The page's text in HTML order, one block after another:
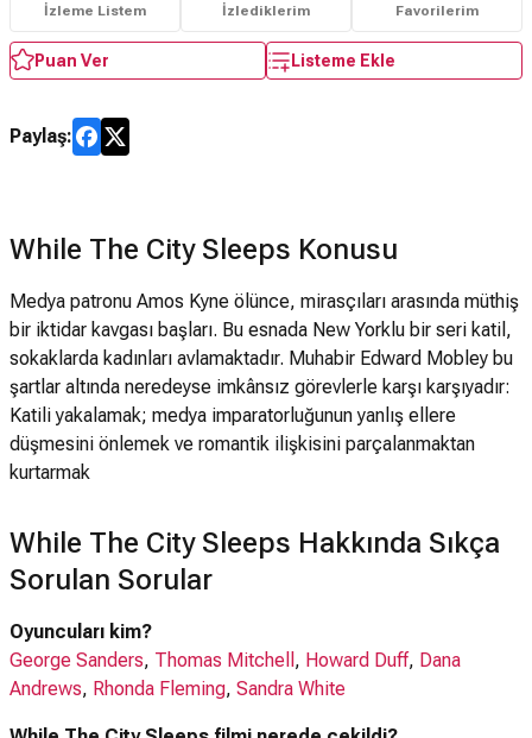
İzleme Listem İzlediklerim Favorilerim
Puan Ver Listeme Ekle
Paylaş:
While The City Sleeps Konusu
Medya patronu Amos Kyne ölünce, mirasçıları arasında müthiş
bir iktidar kavgası başları. Bu esnada New Yorklu bir seri katil,
sokaklarda kadınları avlamaktadır. Muhabir Edward Mobley bu
şartlar altında neredeyse imkânsız görevlerle karşı karşıyadır:
Katili yakalamak; medya imparatorluğunun yanlış ellere
düşmesini önlemek ve romantik ilişkisini parçalanmaktan
kurtarmak
While The City Sleeps Hakkında Sıkça
Sorulan Sorular
Oyuncuları kim?
George Sanders, Thomas Mitchell , Howard Duff, Dana
Andrews, Rhonda Fleming, Sandra White